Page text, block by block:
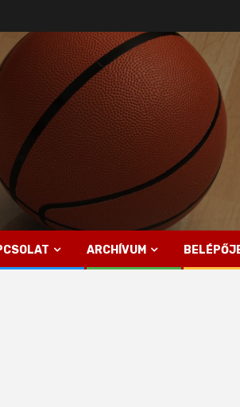
ARCHÍVUM